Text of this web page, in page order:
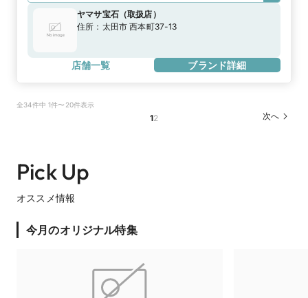
ヤマサ宝石（取扱店 ）
住所： 太田市 西本町37-13
店舗一覧 ブランド詳細
全34件中 1件〜20件表示
12 次へ
Pick Up
オススメ情報
今月のオリジナル特集